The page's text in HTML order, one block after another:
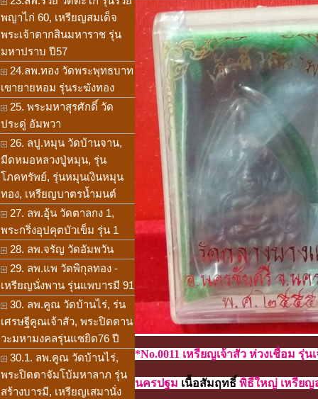
พญาไก่ 60, เหรียญสมเด็จ
พระเจ้าตากสินมหาราช รุ่น
มหาปราบ ปี57
24.ลพ.ทอง วัดพระพุทธบาท
เขายายหอม รุ่นระฆังทอง
25. พระมหาสุรศักดิ์ วัด
ประดู่ อัมพวา
26. ลปู.หมุน วัดบ้านจาน,
มีดหมอหลวงปู่หมุน, รุ่น
โภคทรัพย์, รุ่นหมุนเงินหมุน
ทอง, เหรียญบาตรน้ำมนต์
27. ลพ.อุ้น วัดตาลกง 1,
พระกริ่งอุปคุตบัวเข็ม รุ่น 1
28. ลพ.จรัญ วัดอัมพวัน
29. ลพ.แพ วัดพิกุลทอง -
เหรียญนั่งพาน รุ่นแพบารมี 91
30. ลพ.คูณ วัดบ้านไร่, ร่น
เศรษฐีคูณเจ้าสัว, พระปิดตาน
วะมหามงคลรุ่นแซยิด76 ปี
30.1. ลพ.คูณ วัดบ้านไร่,
พระปิดตาจัมโบ้มหาลาภ รุ่น
สร้างบารมี, เหรียญเสมานั่ง
*No.0011 เหรียญเจ้าสัว ห่วงเชื่อม
นครปฐม เนื้อสัมฤทธิ์ พิธีใหญ่ เหรีย